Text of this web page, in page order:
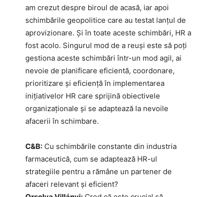
am crezut despre biroul de acasă, iar apoi
schimbările geopolitice care au testat lanțul de
aprovizionare. Și în toate aceste schimbări, HR a
fost acolo. Singurul mod de a reuși este să poți
gestiona aceste schimbări într-un mod agil, ai
nevoie de planificare eficientă, coordonare,
prioritizare și eficiență în implementarea
inițiativelor HR care sprijină obiectivele
organizaționale și se adaptează la nevoile
afacerii în schimbare.
C&B: Cu schimbările constante din industria
farmaceutică, cum se adaptează HR-ul
strategiile pentru a rămâne un partener de
afaceri relevant și eficient?